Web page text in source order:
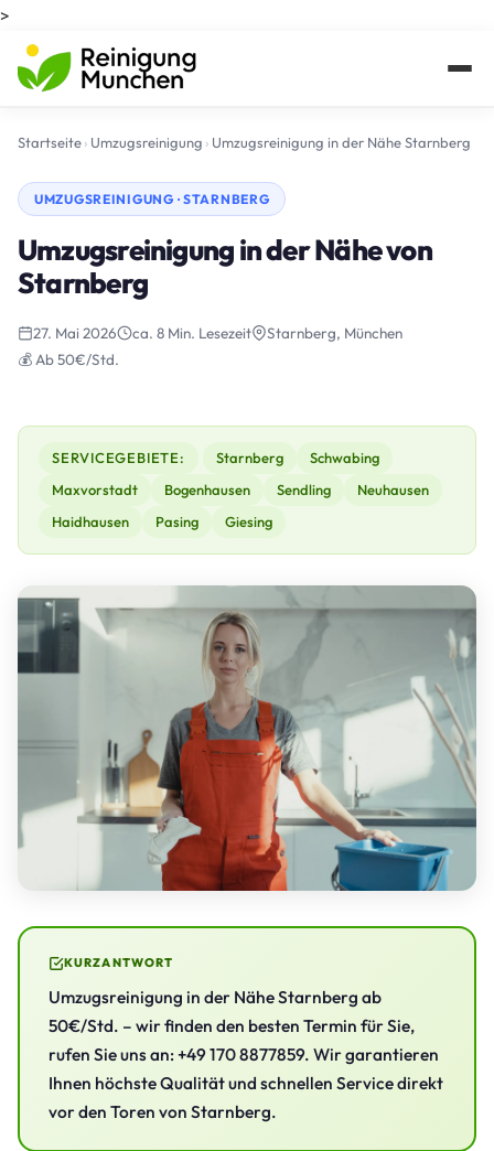
>
Startseite› Umzugsreinigung › Umzugsreinigung in der Nähe Starnberg
UMZUGSREINIGUNG · STARNBERG
Umzugsreinigung in der Nähe von
Starnberg
27. Mai 2026 ca. 8 Min. Lesezeit
Starnberg, München
💰 Ab 50€/Std.
SERVICEGEBIETE: Starnberg
Schwabing
Maxvorstadt
Bogenhausen Sendling
Neuhausen
Haidhausen
Pasing Giesing
KURZANTWORT
Umzugsreinigung in der Nähe Starnberg ab
50€/Std. – wir finden den besten Termin für Sie,
rufen Sie uns an: +49 170 8877859. Wir garantieren
Ihnen höchste Qualität und schnellen Service direkt
vor den Toren von Starnberg.